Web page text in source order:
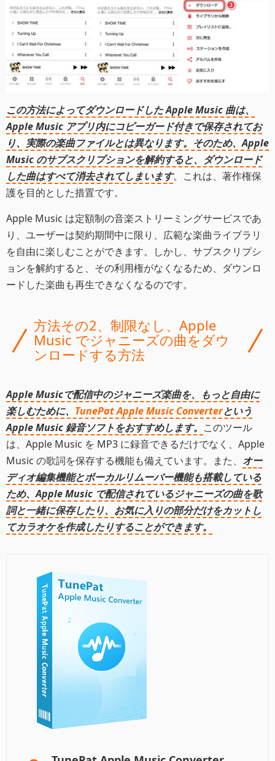
この方法によってダウンロードした Apple Music 曲は、
Apple Music アプリ内にコピーガード付きで保存されてお
り、実際の楽曲ファイルとは異なります。そのため、Apple
Music のサブスクリプションを解約すると、ダウンロード
した曲はすべて消去されてしまいます。これは、著作権保
護を目的とした措置です。
Apple Music は定額制の音楽ストリーミングサービスであ
り、ユーザーは契約期間中に限り、広範な楽曲ライブラリ
を自由に楽しむことができます。しかし、サブスクリプシ
ョンを解約すると、その利用権がなくなるため、ダウンロ
ードした楽曲も再生できなくなるのです。
方法その2、制限なし、Apple
Music でジャニーズの曲をダウ
ンロードする方法
Apple Musicで配信中のジャニーズ楽曲を、もっと自由に
楽しむために、 TunePat Apple Music Converterという
Apple Music 録音ソフトをおすすめします。 このツール
は、Apple Music を MP3 に録音できるだけでなく、Apple
Music の歌詞を保存する機能も備えています。また、 オー
ディオ編集機能とボーカルリムーバー機能も搭載している
ため、Apple Music で配信されているジャニーズの曲を歌
詞と一緒に保存したり、お気に入りの部分だけをカットし
てカラオケを作成したりすることができます。